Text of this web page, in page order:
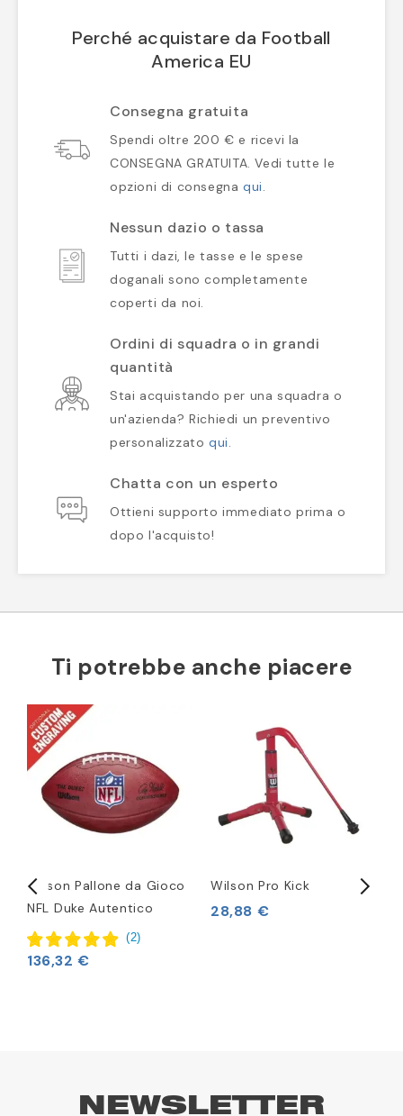
Perché acquistare da Football
America EU
Consegna gratuita
Spendi oltre 200 € e ricevi la
CONSEGNA GRATUITA. Vedi tutte le
opzioni di consegna qui.
Nessun dazio o tassa
Tutti i dazi, le tasse e le spese
doganali sono completamente
coperti da noi.
Ordini di squadra o in grandi
quantità
Stai acquistando per una squadra o
un'azienda? Richiedi un preventivo
personalizzato qui.
Chatta con un esperto
Ottieni supporto immediato prima o
dopo l'acquisto!
Ti potrebbe anche piacere
Wilson Pallone da Gioco
NFL Duke Autentico
(2)
136,32 €
Wilson Pro Kick
28,88 €
NEWSLETTER